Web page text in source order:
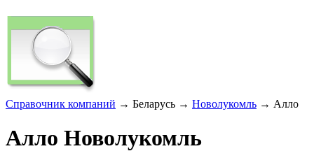
Справочник компаний → Беларусь → Новолукомль → Алло
Алло Новолукомль